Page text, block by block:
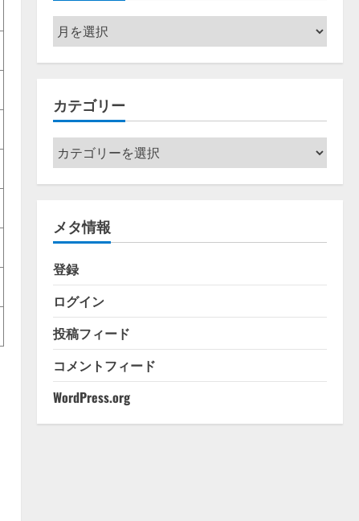
ア
ー
カ
ブ
カテゴリー
カ
テ
ゴ
ー
メタ情報
登録
ログイン
投稿フィード
コメントフィード
WordPress.org